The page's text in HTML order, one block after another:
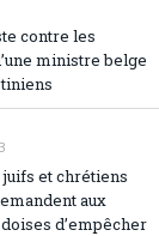
contre les
ministre belge
juifs et chrétiens
aux
d’empêcher